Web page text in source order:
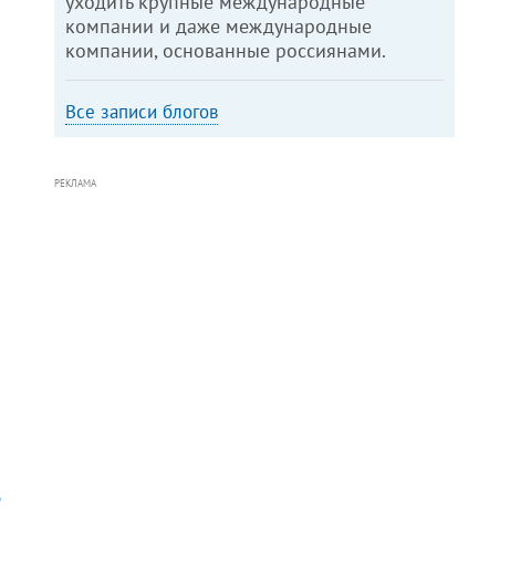
компании и даже международные
компании, основанные россиянами.
Все записи блогов
РЕКЛАМА